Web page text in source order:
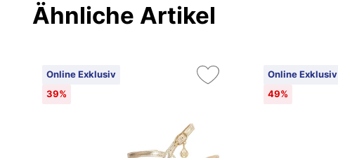
Ähnliche Artikel
Online Exklusiv
39%
Online Exklusiv
49%